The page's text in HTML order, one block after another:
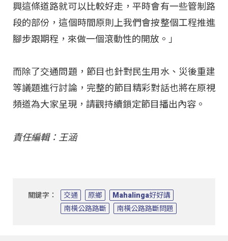
興這條道路就可以比較好走，平時會有一些管制路
段的部份，這個時間原則上我們會按整個工程推進
腳步跟期程，來做一個滾動性的開放。」
而除了交通問題，節目也針對民生用水、災後重建
等議題進行討論，完整的節目精彩對話也將在原視
頻道為大家呈現，請觀持續鎖定節目播出內容。
責任編輯：王涵
關鍵字： 交通 原鄉
Mahalinga好好講
南橫公路路斷
南橫公路路斷問題